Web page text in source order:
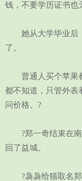
钱，不要学历证书也
她从大学毕业后，
了。
普通人买个苹果都
都不知道，只管外表
问价格。?
?郑一奇结束在南
回了益城。
?袅袅给猫取名郑